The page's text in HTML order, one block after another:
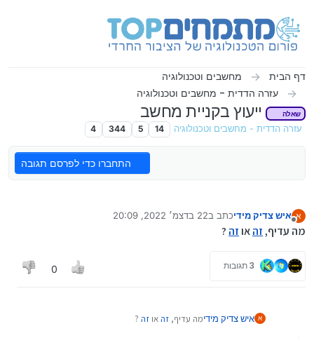
דף הבית
מחשבים וטכנולוגיה
עזרה הדדית - מחשבים וטכנולוגיה
שאלה ייעוץ בקניית מחשב
עזרה הדדית - מחשבים וטכנולוגיה 14
5
344
4
התחברו כדי לפרסם תגובה
א איש צדיק מידיכתב ב22 בדצמ׳ 2022, 20:09
נערך לאחרונה על ידי
מה עדיף, זהאוזה ?
3 תגובות 0
א איש צדיק מידימה עדיף, זהאו זה ?